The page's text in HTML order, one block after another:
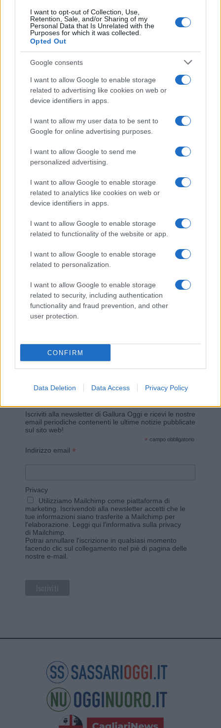
I want to opt-out of Collection, Use,
Retention, Sale, and/or Sharing of my
Personal Data that Is Unrelated with the
Purposes for which it was collected.
Opted Out
Google consents
I want to allow Google to enable storage
related to advertising like cookies on web or
device identifiers in apps.
I want to allow my user data to be sent to
Google for online advertising purposes.
I want to allow Google to send me
personalized advertising.
I want to allow Google to enable storage
related to analytics like cookies on web or
device identifiers in apps.
I want to allow Google to enable storage
related to functionality of the website or app.
I want to allow Google to enable storage
related to personalization.
I want to allow Google to enable storage
related to security, including authentication
functionality and fraud prevention, and other
user protection.
CONFIRM
Data Deletion Data Access Privacy Policy
Paolo Pinna
Martina Agostina Diturco
I nostri cari
I nostri cari
I nostri cari
Vuoi rimanere sempre aggiornato?
Iscriviti alla newsletter di Gallura Oggi e ricevi le nostre
email periodiche contenenti le ultime notizie pubblicate
sul sito web!
* campo obbligatorio
Indirizzo email *
Privacy
Utilizziamo Mailchimp come piattaforma di
marketing. Iscrivendoti alla newsletter accetti che le
tue informazioni siano trasferite a Mailchimp per
l'elaborazione. Leggi qui l'informativa sulla privacy
di Mailchimp
Potrai annullare l'iscrizione in qualsiasi momento
facendo clic sul collegamento nel piè di pagina delle
nostre e-mail.